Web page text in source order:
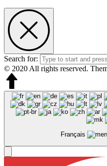
Search for:
© 2020 All rights reserved.
Français